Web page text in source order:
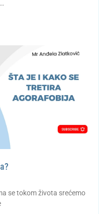
se tokom života srećemo